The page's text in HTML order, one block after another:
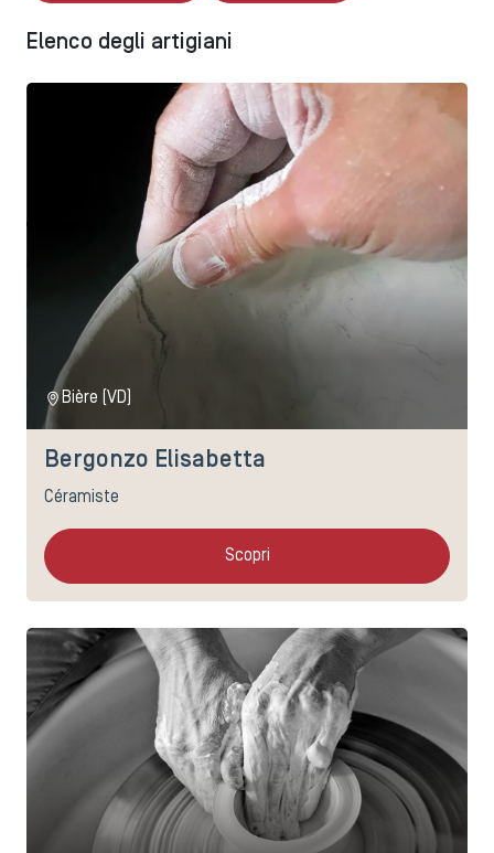
Elenco degli artigiani
Bière (VD)
Bergonzo Elisabetta
Céramiste
Scopri